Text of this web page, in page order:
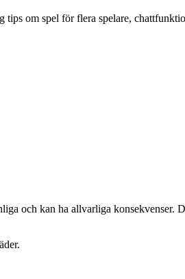
om spel för flera spelare,
och kan ha allvarliga konsekvenser.